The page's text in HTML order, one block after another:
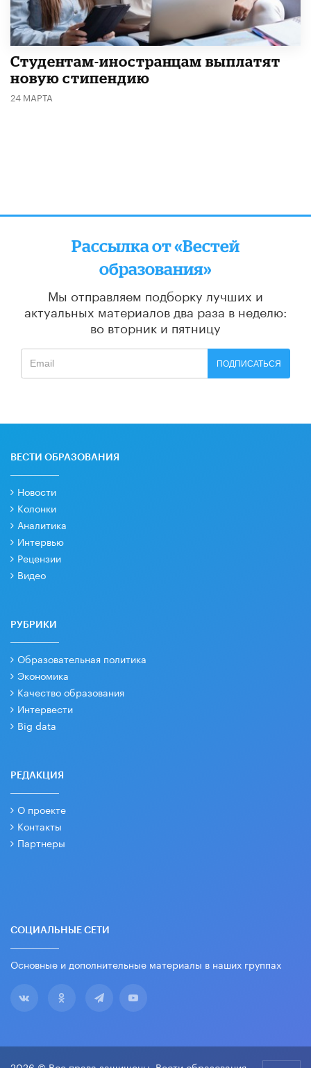
Студентам-иностранцам выплатят
новую стипендию
24 МАРТА
Рассылка от «Вестей
образования»
Мы отправляем подборку лучших и
актуальных материалов два раза в неделю:
во вторник и пятницу
ПОДПИСАТЬСЯ
ВЕСТИ ОБРАЗОВАНИЯ
Новости
Колонки
Аналитика
Интервью
Рецензии
Видео
РУБРИКИ
Образовательная политика
Экономика
Качество образования
Интервести
Big data
РЕДАКЦИЯ
О проекте
Контакты
Партнеры
СОЦИАЛЬНЫЕ СЕТИ
Основные и дополнительные материалы в наших группах